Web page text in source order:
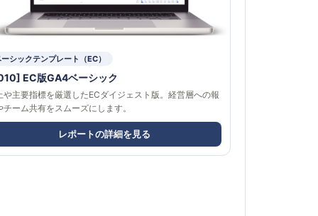
シックテンプレート（EC）
EC版GA4ベーシック
や主要指標を厳選したECダイジェスト版。経営層への報
チーム共有をスムーズにします。
レポートの詳細を見る